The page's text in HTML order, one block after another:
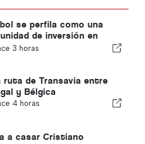
se perfila como una
de inversión en
toda Europa
3 horas
ruta de Transavia entre
y Bélgica
4 horas
a casar Cristiano